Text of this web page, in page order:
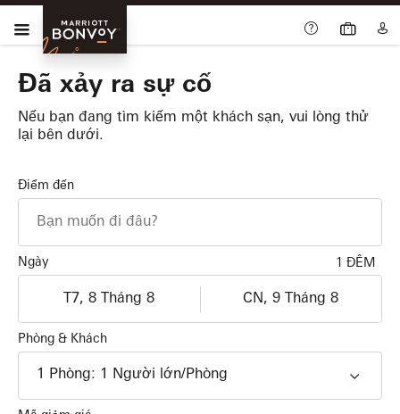
Skip Main Navigation
Trình đơn
Marriott
Bonvoy
Đã xảy ra sự cố
Nếu bạn đang tìm kiếm một khách sạn, vui lòng thử
lại bên dưới.
Điểm đến
Ngày 1 ĐÊM
Nhận phòng
dd/MM/yyyy
Trả phòng
dd/MM/yyyy
Phòng & Khách
1 Phòng: 1 Người lớn/Phòng